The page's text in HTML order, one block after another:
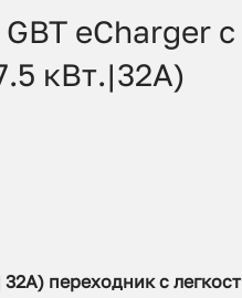
eCharger с
кВт.|32А)
переходник с